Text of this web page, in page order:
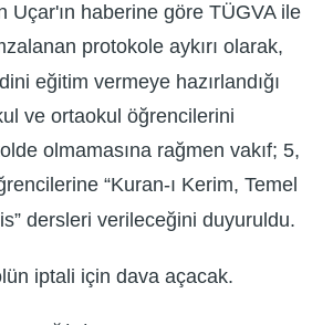
Uçar'ın haberine göre TÜGVA ile
protokole aykırı olarak,
eğitim vermeye hazırlandığı
ve ortaokul öğrencilerini
olmamasına rağmen vakıf; 5,
“Kuran-ı Kerim, Temel
dersleri verileceğini duyuruldu.
iptali için dava açacak.